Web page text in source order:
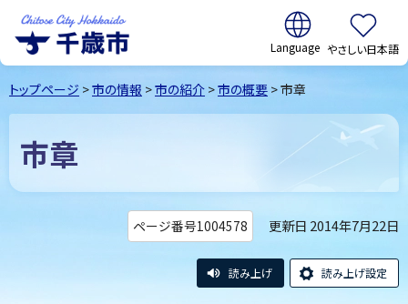
千歳市Chitose
City Hokkaido
翻訳:
やさしい日本語
トップページ >市の情報 >市の紹介 >市の概要 > 市章
市章
ページ番号1004578 更新日 2014年7月22日
読み上げ 読み上げ設定